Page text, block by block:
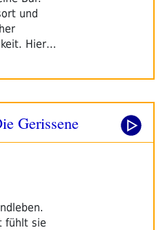
und
Hier…
Gerissene
fühlt sie